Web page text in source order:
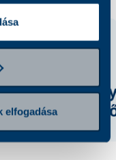
elfogadása